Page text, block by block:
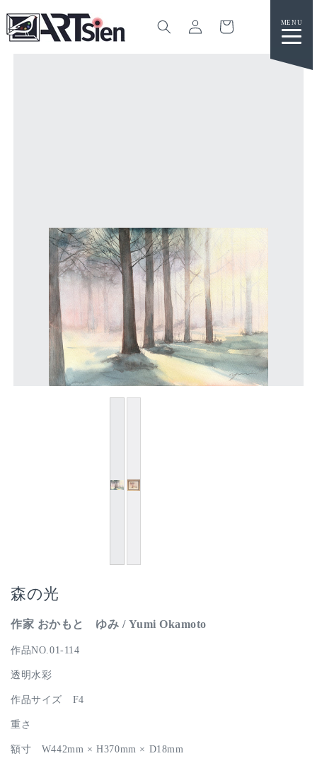
グ
イ
ー
森の光
作家 おかもと ゆみ / Yumi Okamoto
作品NO.01-114
透明水彩
作品サイズ F4
重さ
額寸 W442mm × H370mm × D18mm